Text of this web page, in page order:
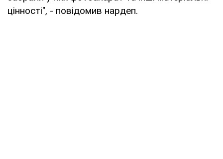
цінності", - повідомив нардеп.